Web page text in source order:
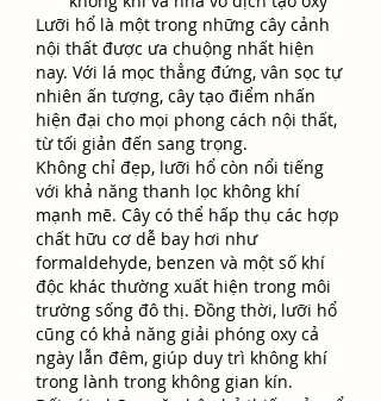
Lưỡi hổ là một trong những cây cảnh
nội thất được ưa chuộng nhất hiện
nay. Với lá mọc thẳng đứng, vân sọc tự
nhiên ấn tượng, cây tạo điểm nhấn
hiện đại cho mọi phong cách nội thất,
từ tối giản đến sang trọng.
Không chỉ đẹp, lưỡi hổ còn nổi tiếng
với khả năng thanh lọc không khí
mạnh mẽ. Cây có thể hấp thụ các hợp
chất hữu cơ dễ bay hơi như
formaldehyde, benzen và một số khí
độc khác thường xuất hiện trong môi
trường sống đô thị. Đồng thời, lưỡi hổ
cũng có khả năng giải phóng oxy cả
ngày lẫn đêm, giúp duy trì không khí
trong lành trong không gian kín.